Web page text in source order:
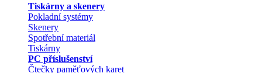
Tiskárny a skenery
Pokladní systémy
Skenery
Spotřební materiál
Tiskárny
PC příslušenství
Čtečky paměťových karet